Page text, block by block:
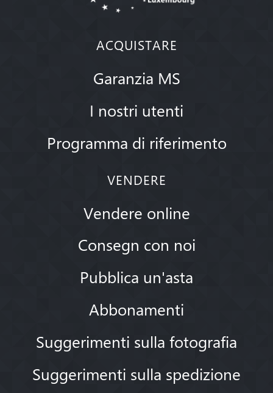
ACQUISTARE
Garanzia MS
I nostri utenti
Programma di riferimento
VENDERE
Vendere online
Consegn con noi
Pubblica un'asta
Abbonamenti
Suggerimenti sulla fotografia
Suggerimenti sulla spedizione